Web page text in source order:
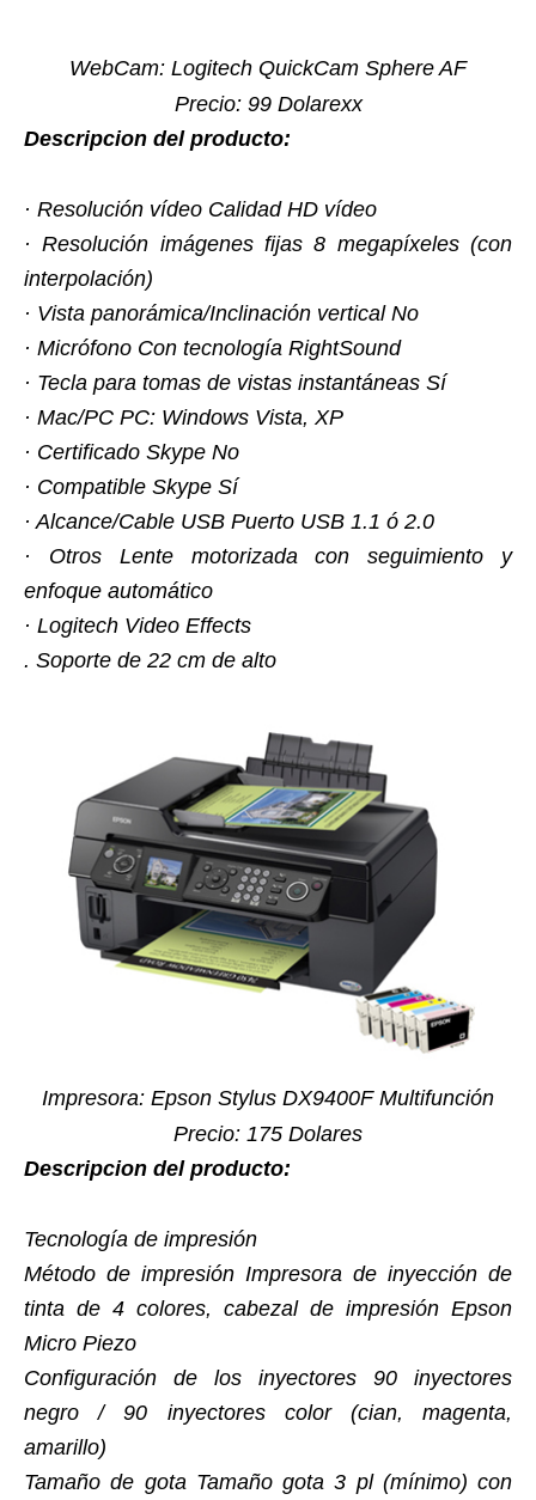
WebCam: Logitech QuickCam Sphere AF
Precio: 99 Dolarexx
Descripcion del producto:
· Resolución vídeo Calidad HD vídeo
· Resolución imágenes fijas 8 megapíxeles (con
interpolación)
· Vista panorámica/Inclinación vertical No
· Micrófono Con tecnología RightSound
· Tecla para tomas de vistas instantáneas Sí
· Mac/PC PC: Windows Vista, XP
· Certificado Skype No
· Compatible Skype Sí
· Alcance/Cable USB Puerto USB 1.1 ó 2.0
· Otros Lente motorizada con seguimiento y
enfoque automático
· Logitech Video Effects
. Soporte de 22 cm de alto
Impresora: Epson Stylus DX9400F Multifunción
Precio: 175 Dolares
Descripcion del producto:
Tecnología de impresión
Método de impresión Impresora de inyección de
tinta de 4 colores, cabezal de impresión Epson
Micro Piezo
Configuración de los inyectores 90 inyectores
negro / 90 inyectores color (cian, magenta,
amarillo)
Tamaño de gota Tamaño gota 3 pl (mínimo) con